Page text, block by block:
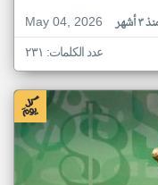
May 04, 2026
٣ أشهر
عدد الكلمات: ٢٣١